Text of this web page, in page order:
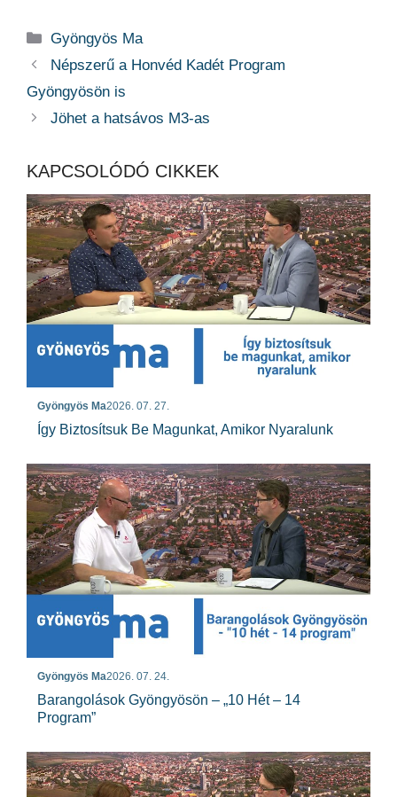
Kategória
Gyöngyös Ma
Népszerű a Honvéd Kadét Program
Gyöngyösön is
Jöhet a hatsávos M3-as
KAPCSOLÓDÓ CIKKEK
Gyöngyös Ma2026. 07. 27.
Így Biztosítsuk Be Magunkat, Amikor Nyaralunk
Gyöngyös Ma2026. 07. 24.
Barangolások Gyöngyösön – „10 Hét – 14
Program”